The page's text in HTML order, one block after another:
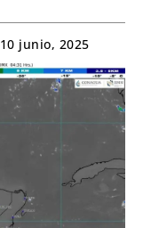
10 junio, 2025